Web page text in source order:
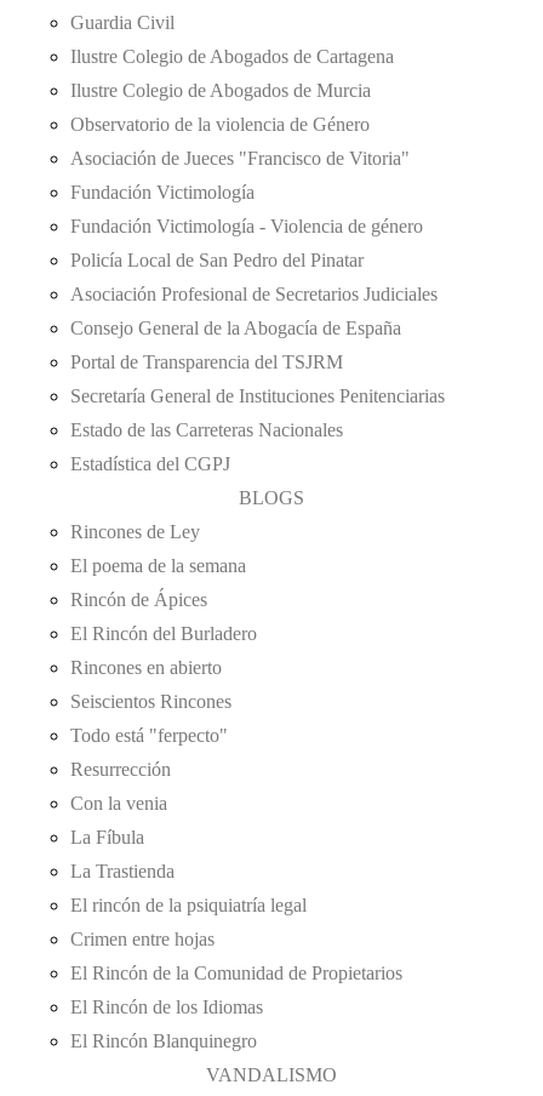
Guardia Civil
Ilustre Colegio de Abogados de Cartagena
Ilustre Colegio de Abogados de Murcia
Observatorio de la violencia de Género
Asociación de Jueces "Francisco de Vitoria"
Fundación Victimología
Fundación Victimología - Violencia de género
Policía Local de San Pedro del Pinatar
Asociación Profesional de Secretarios Judiciales
Consejo General de la Abogacía de España
Portal de Transparencia del TSJRM
Secretaría General de Instituciones Penitenciarias
Estado de las Carreteras Nacionales
Estadística del CGPJ
BLOGS
Rincones de Ley
El poema de la semana
Rincón de Ápices
El Rincón del Burladero
Rincones en abierto
Seiscientos Rincones
Todo está "ferpecto"
Resurrección
Con la venia
La Fíbula
La Trastienda
El rincón de la psiquiatría legal
Crimen entre hojas
El Rincón de la Comunidad de Propietarios
El Rincón de los Idiomas
El Rincón Blanquinegro
VANDALISMO